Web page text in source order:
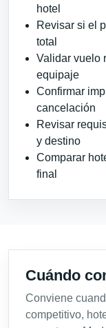
hotel
Revisar si el
total
Validar vuelo
equipaje
Confirmar
cancelación
Revisar
y destino
Comparar
final
Cuándo
Conviene
competitivo,